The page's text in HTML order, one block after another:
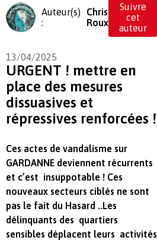
Auteur(s)
:
Chris
Roux
Suivre
cet
auteur
13/04/2025
URGENT ! mettre en
place des mesures
dissuasives et
répressives renforcées !
Ces actes de vandalisme sur
GARDANNE deviennent récurrents
et c’est insuppotable ! Ces
nouveaux secteurs ciblés ne sont
pas le fait du Hasard ..Les
délinquants des quartiers
sensibles déplacent leurs activités